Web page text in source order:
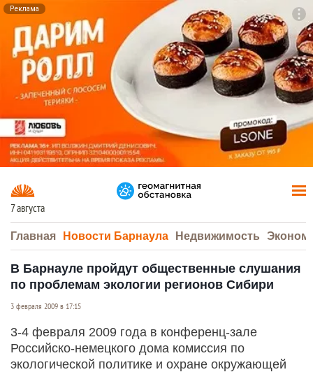
Реклама
7 августа
Главная Новости Барнаула Недвижимость
В Барнауле пройдут общественные слушания
по проблемам экологии регионов Сибири
3 февраля 2009 в 17:15
3-4 февраля 2009 года в конференц-зале
Российско-немецкого дома комиссия по
экологической политике и охране окружающей